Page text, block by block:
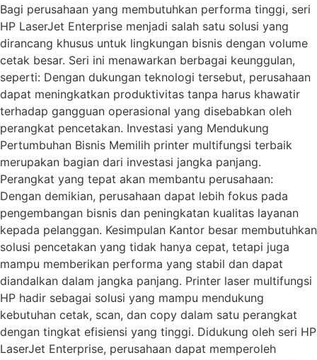
Bagi perusahaan yang membutuhkan performa tinggi, seri
HP LaserJet Enterprise menjadi salah satu solusi yang
dirancang khusus untuk lingkungan bisnis dengan volume
cetak besar. Seri ini menawarkan berbagai keunggulan,
seperti: Dengan dukungan teknologi tersebut, perusahaan
dapat meningkatkan produktivitas tanpa harus khawatir
terhadap gangguan operasional yang disebabkan oleh
perangkat pencetakan. Investasi yang Mendukung
Pertumbuhan Bisnis Memilih printer multifungsi terbaik
merupakan bagian dari investasi jangka panjang.
Perangkat yang tepat akan membantu perusahaan:
Dengan demikian, perusahaan dapat lebih fokus pada
pengembangan bisnis dan peningkatan kualitas layanan
kepada pelanggan. Kesimpulan Kantor besar membutuhkan
solusi pencetakan yang tidak hanya cepat, tetapi juga
mampu memberikan performa yang stabil dan dapat
diandalkan dalam jangka panjang. Printer laser multifungsi
HP hadir sebagai solusi yang mampu mendukung
kebutuhan cetak, scan, dan copy dalam satu perangkat
dengan tingkat efisiensi yang tinggi. Didukung oleh seri HP
LaserJet Enterprise, perusahaan dapat memperoleh